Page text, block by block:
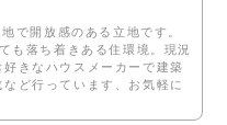
で開放感のある立地です。
も落ち着きある住環境。現況
きなハウスメーカーで建築
ど行っています、お気軽に